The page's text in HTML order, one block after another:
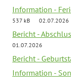
Information -
537 kB
02.07.2026
Bericht -
01.07.2026
Bericht -
Information -